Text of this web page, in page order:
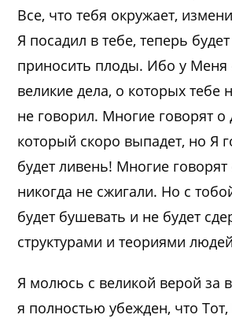
Все, что тебя окружает,
Я посадил в тебе, теперь
приносить плоды. Ибо у Меня
великие дела, о которых тебе
не говорил. Многие говорят о
который скоро выпадет, но Я
будет ливень! Многие
никогда не сжигали. Но с
будет бушевать и не будет
структурами и теориями
Я молюсь с великой верой за
я полностью убежден, что Тот,